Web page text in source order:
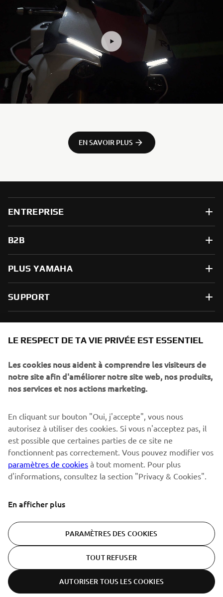
EN SAVOIR PLUS
ENTREPRISE
B2B
PLUS YAMAHA
SUPPORT
spéciaux, les lancements de produits, etc.
S'ABONNER
Lisez notre politique de confidentialité pour savoir comment
nous traitons vos données personnelles : Politique de
Confidentialité
© Copyright - 2026 Yamaha Motor Europe N.V. - All Rights
Reserved
Politique de confidentialité
LE RESPECT DE TA VIE PRIVÉE EST ESSENTIEL
Les cookies nous aident à comprendre les visiteurs de
notre site afin d'améliorer notre site web, nos produits,
nos services et nos actions marketing.
En cliquant sur bouton "Oui, j'accepte", vous nous
autorisez à utiliser des cookies. Si vous n'acceptez pas, il
est possible que certaines parties de ce site ne
fonctionnent pas correctement. Vous pouvez modifier vos
paramètres de cookies à tout moment. Pour plus
d'informations, consultez la section "Privacy & Cookies".
En afficher plus
PARAMÈTRES DES COOKIES
TOUT REFUSER
AUTORISER TOUS LES COOKIES